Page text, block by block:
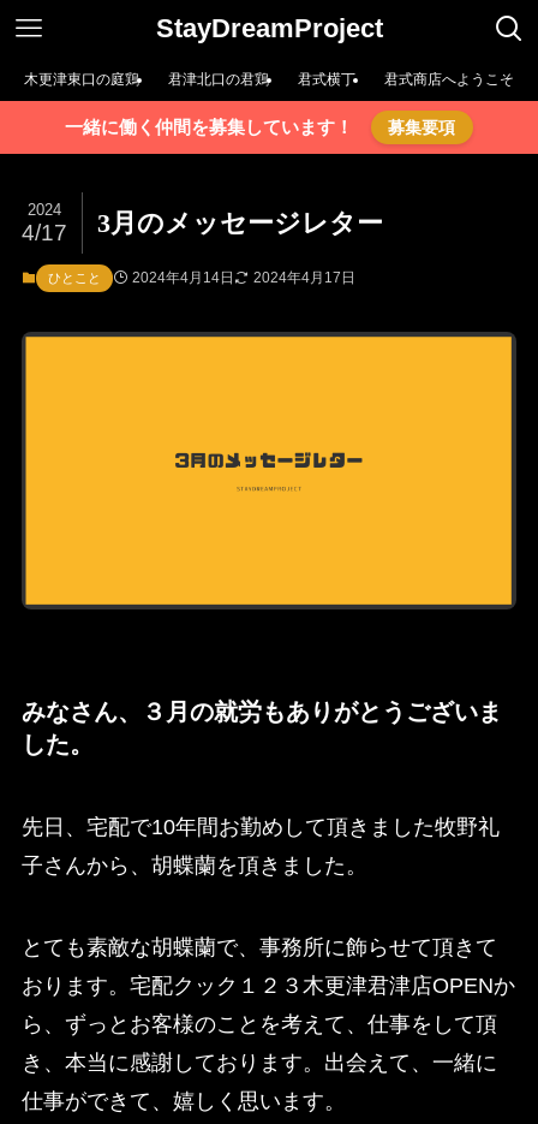
StayDreamProject
木更津東口の庭鶏 君津北口の君鶏 君式横丁 君式商店へようこそ
一緒に働く仲間を募集しています！ 募集要項
3月のメッセージレター
2024
4/17
ひとこと 2024年4月14日 2024年4月17日
みなさん、３月の就労もありがとうございま
した。
先日、宅配で10年間お勤めして頂きました牧野礼
子さんから、胡蝶蘭を頂きました。
とても素敵な胡蝶蘭で、事務所に飾らせて頂きて
おります。宅配クック１２３木更津君津店OPENか
ら、ずっとお客様のことを考えて、仕事をして頂
き、本当に感謝しております。出会えて、一緒に
仕事ができて、嬉しく思います。